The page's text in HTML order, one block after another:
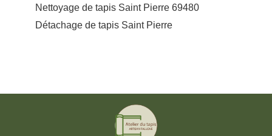
Nettoyage de tapis Saint Pierre 69480
Détachage de tapis Saint Pierre